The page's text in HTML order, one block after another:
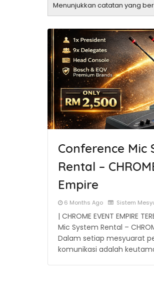
Menunjukkan catatan yang
Conference Mic
Rental –
Empire
6 Months Ago Sistem
| CHROME EVENT EMPIRE
Mic System Rental –
Dalam setiap mesyuarat
komunikasi adalah